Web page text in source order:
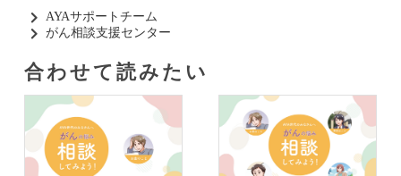
AYAサポートチーム​
がん相談支援センター​
合わせて読みたい​